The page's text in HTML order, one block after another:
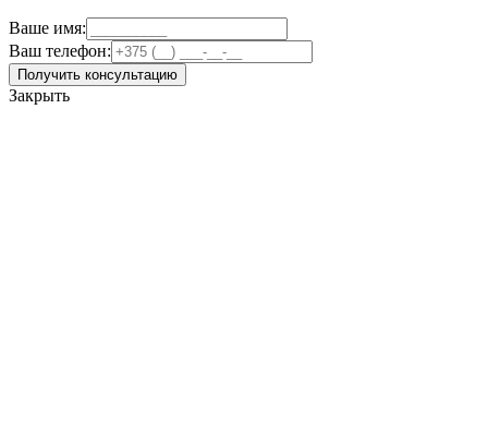
Ваше имя:
Ваш телефон:
Получить консультацию
Закрыть